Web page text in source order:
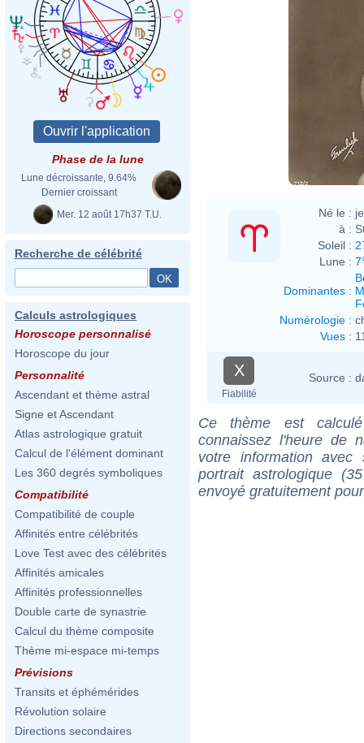
Phase de la lune
Lune décroissante, 9.64%
Dernier croissant
Mer. 12 août 17h37 T.U.
Recherche de célébrité
Calculs astrologiques
Horoscope personnalisé
Horoscope du jour
Personnalité
Ascendant et thème astral
Signe et Ascendant
Atlas astrologique gratuit
Calcul de l'élément dominant
Les 360 degrés symboliques
Compatibilité
Compatibilité de couple
Affinités entre célébrités
Love Test avec des célébrités
Affinités amicales
Affinités professionnelles
Double carte de synastrie
Calcul du thème composite
Thème mi-espace mi-temps
Prévisions
Transits et éphémérides
Révolution solaire
Directions secondaires
Né le :
à :
Soleil :
Lune :
Dominantes :
Numérologie :
Vues :
X
Fiabilité
Source :
Ce thème est
connaissez l'heure de
votre information
portrait astrologique
envoyé gratuitement